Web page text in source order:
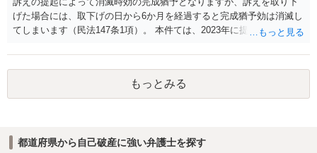
げた場合には、取下げの日から6か月を経過すると完成猶予効は消滅し
てしまいます（民法147条1項）。 本件ては、2023年に提訴された債権
権者については取下げ日から6か月以内に再提訴しなければやはり時効
は更新しないことになります。ただし、消滅時効の起算点は、不払い
日ではなく期限の利益喪失日（通常は所定の分割の支払期日から1～2
か月程度経過しても支払いがなければ一括返済可能という契約になっ
もっとみる
都道府県から自己破産に強い弁護士を探す